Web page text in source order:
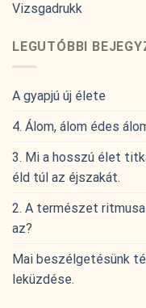
Vizsgadrukk
LEGUTÓBBI
A gyapjú új élete
4. Álom, álom édes
3. Mi a hosszú élet
éld túl az éjszakát.
2. A természet
az?
Mai beszélgetésünk
leküzdése.